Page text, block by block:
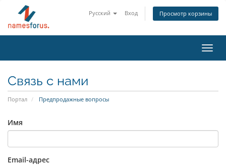
Русский Вход Просмотр корзины
Связь с нами
Портал Предпродажные вопросы
Имя
Email-адрес